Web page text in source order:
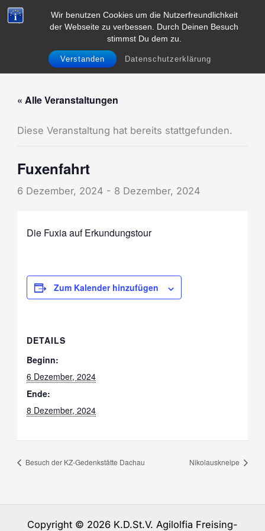
Wir benutzen Cookies um die Nutzerfreundlichkeit
der Webseite zu verbessen. Durch Deinen Besuch
stimmst Du dem zu.
Verstanden Datenschutzerklärung
Zum
Inhalt
Menü
« Alle Veranstaltungen
Diese Veranstaltung hat bereits stattgefunden.
Fuxenfahrt
6 Dezember, 2024 - 8 Dezember, 2024
Die Fuxia auf Erkundungstour
Zum Kalender hinzufügen
DETAILS
Beginn:
6 Dezember, 2024
Ende:
8 Dezember, 2024
Besuch der KZ-Gedenkstätte Dachau Nikolauskneipe
Copyright © 2026 K.D.St.V. Agilolfia Freising-